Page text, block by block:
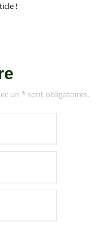
!
un * sont obligatoires.